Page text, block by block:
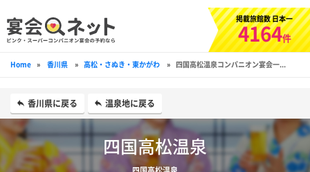
掲載旅館数 日本一
4164件
Home » 香川県 » 高松・さぬき・東かがわ » 四国高松温泉コンパニオン宴会一...
香川県に戻る 温泉地に戻る
四国高松温泉